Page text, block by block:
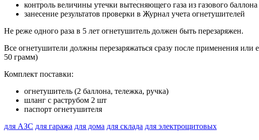
контроль величины утечки вытесняющего газа из газового
занесение результатов проверки в Журнал учета огнетушителей
Не реже одного раза в 5 лет огнетушитель должен быть перезаряжен.
Все огнетушители должны перезаряжаться сразу после применения
50 грамм)
Комплект поставки:
огнетушитель (2 баллона, тележка, ручка)
шланг с раструбом 2 шт
паспорт огнетушителя
для АЗС для гаража для дома для склада для электрощитовых